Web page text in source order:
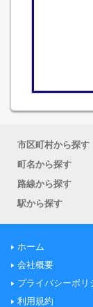
市区町村から探す
町名から探す
路線から探す
駅から探す
ホーム
会社概要
プライバシーポリ
利用規約